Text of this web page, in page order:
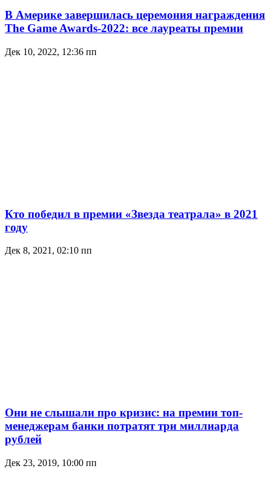
В Америке завершилась церемония награждения
The Game Awards-2022: все лауреаты премии
Дек 10, 2022, 12:36 пп
Кто победил в премии «Звезда театрала» в 2021
году
Дек 8, 2021, 02:10 пп
Они не слышали про кризис: на премии топ-
менеджерам банки потратят три миллиарда
рублей
Дек 23, 2019, 10:00 пп